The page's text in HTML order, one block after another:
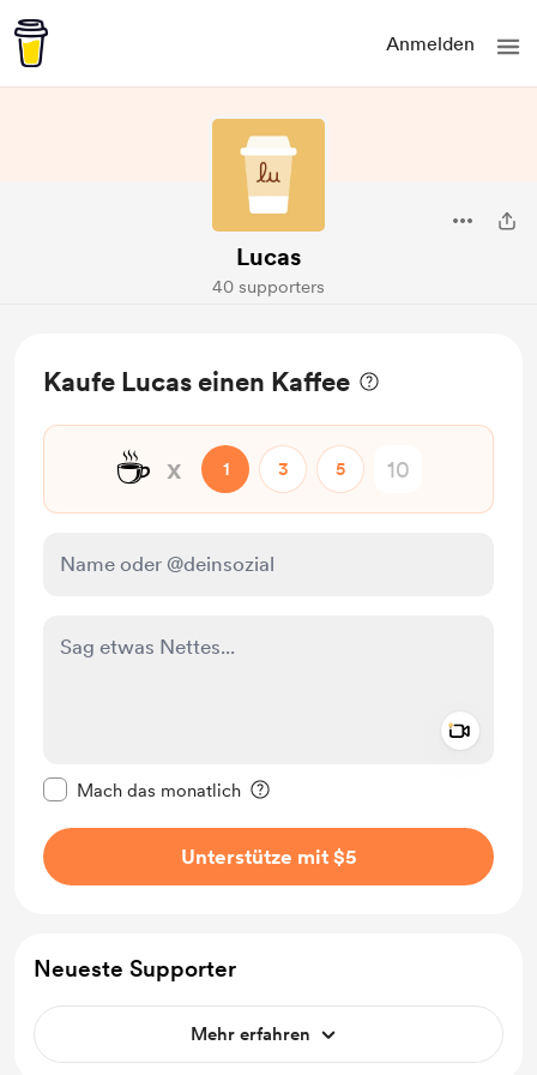
Anmelden
Lucas
40 supporters
Kaufe Lucas einen Kaffee
☕ x 1 3 5
Mach das monatlich
Unterstütze mit $5
Neueste Supporter
Mehr erfahren